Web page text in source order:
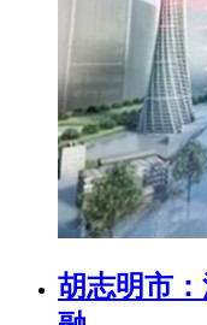
胡志明市